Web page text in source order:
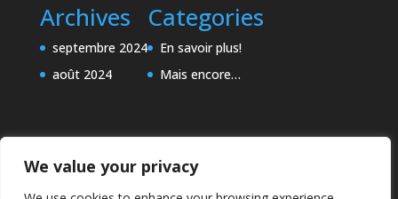
We value your privacy
Archives
septembre 2024
août 2024
Categories
En savoir plus!
Mais encore…